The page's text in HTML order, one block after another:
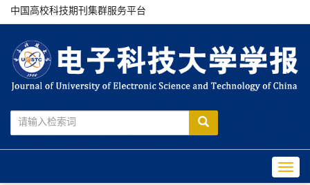
中国高校科技期刊集群服务平台